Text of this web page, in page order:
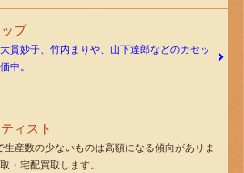
プ
貫妙子、竹内まりや、山下達郎などのカセッ
中。
ィスト
生産数の少ないものは高額になる傾向がありま
・宅配買取します。